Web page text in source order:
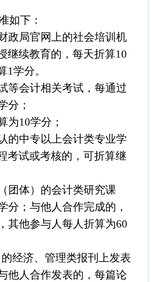
如下：
政局官网上的社会培训机
继续教育的，每天折算10
1学分。
等会计相关考试，每通过
分；
为10学分；
的中专以上会计类专业学
考试或考核的，可折算继
团体）的会计类研究课
分；与他人合作完成的，
其他参与人每人折算为60
的经济、管理类报刊上发表
他人合作发表的，每篇论